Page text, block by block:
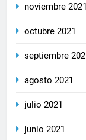
noviembre 2021
octubre 2021
septiembre
agosto 2021
julio 2021
junio 2021